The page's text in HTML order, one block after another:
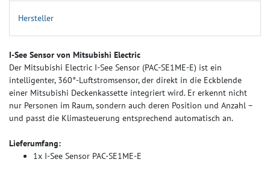
Hersteller
I-See Sensor von Mitsubishi Electric
Der Mitsubishi Electric I‑See Sensor (PAC‑SE1ME‑E) ist ein
intelligenter, 360°-Luftstromsensor, der direkt in die Eckblende
einer Mitsubishi Deckenkassette integriert wird. Er erkennt nicht
nur Personen im Raum, sondern auch deren Position und Anzahl –
und passt die Klimasteuerung entsprechend automatisch an.
Lieferumfang:
1x I-See Sensor PAC-SE1ME-E